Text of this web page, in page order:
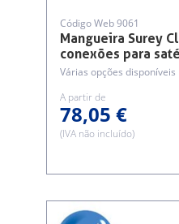
Mangueira Surey
conexões para
Código Web 9061
Várias opções disponíveis
A partir de
78,05 €
(IVA não incluído)